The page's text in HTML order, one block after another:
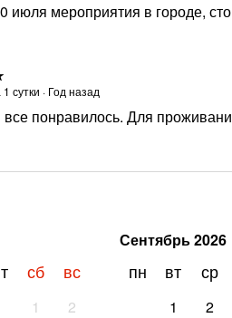
сб вс
1
2
Сентябрь2026
пн вт ср
1 2
июля мероприятия в городе,
1 сутки · Год назад
понравилось. Для